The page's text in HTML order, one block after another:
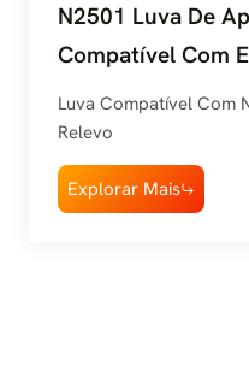
N2501 Luva De
Compatível Com
Nitrilo Em Relevo
Luva Compatível Com
Relevo
Explorar Mais